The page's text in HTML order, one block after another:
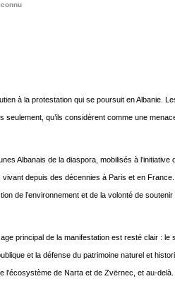
à la protestation qui se poursuit en Albanie.
qu’ils considèrent comme une
Albanais de la diaspora, mobilisés à l’initiative
depuis des décennies à Paris et en
de l’environnement et de la volonté de
principal de la manifestation est resté clair : le
et la défense du patrimoine naturel et
de Narta et de Zvërnec, et au-delà.